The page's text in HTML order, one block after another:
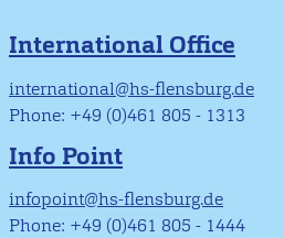
International Office
international@hs-flensburg.de
Phone: +49 (0)461 805 - 1313
Info Point
infopoint@hs-flensburg.de
Phone: +49 (0)461 805 - 1444